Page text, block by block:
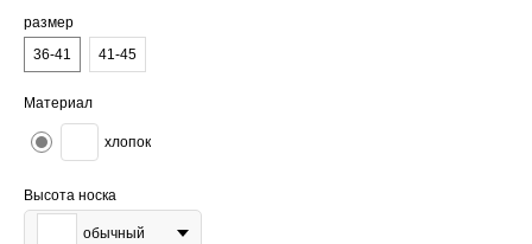
размер
36-41
41-45
Материал
хлопок
Высота носка
обычный